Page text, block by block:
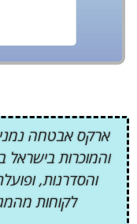
ארקס אבטחה
והמוכרות
והסדרנות,
לקוחות